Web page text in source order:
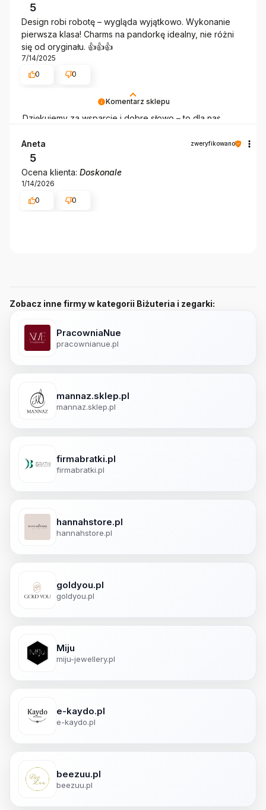
Komentarz sklepu
Dziękujemy za wsparcie i dobre słowo – to dla nas
5
Design robi robotę – wygląda wyjątkowo. Wykonanie
pierwsza klasa! Charms na pandorkę idealny, nie różni
się od oryginału. 👍️👍️👍️
7/14/2025
0
0
Aneta zweryfikowano
5
Ocena klienta: Doskonale
1/14/2026
0
0
Zobacz inne firmy w kategorii Biżuteria i zegarki:
PracowniaNue
pracownianue.pl
mannaz.sklep.pl
mannaz.sklep.pl
firmabratki.pl
firmabratki.pl
hannahstore.pl
hannahstore.pl
goldyou.pl
goldyou.pl
Miju
miju-jewellery.pl
e-kaydo.pl
e-kaydo.pl
beezuu.pl
beezuu.pl